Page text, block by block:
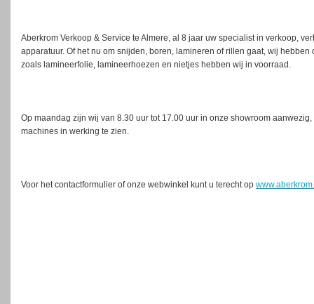
Aberkrom Verkoop & Service te Almere, al 8 jaar uw specialist in verkoop,
apparatuur. Of het nu om snijden, boren, lamineren of rillen gaat, wij
zoals lamineerfolie, lamineerhoezen en nietjes hebben wij in voorraad.
Op maandag zijn wij van 8.30 uur tot 17.00 uur in onze showroom
machines in werking te zien.
Voor het contactformulier of onze webwinkel kunt u terecht op